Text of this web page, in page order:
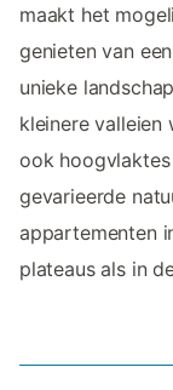
maakt het
genieten van
unieke
kleinere valleien
ook
gevarieerde
appartementen
plateaus als in